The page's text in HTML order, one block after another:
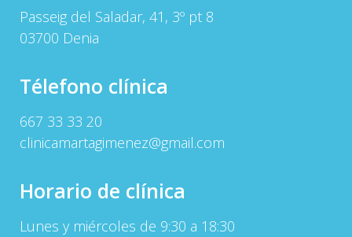
Passeig del Saladar, 41, 3º pt 8
03700 Denia
Télefono clínica
667 33 33 20
clinicamartagimenez@gmail.com
Horario de clínica
Lunes y miércoles de 9:30 a 18:30